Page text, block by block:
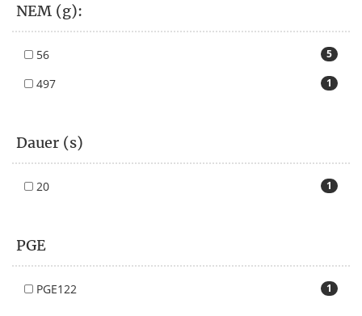
NEM (g):
5
56
1
497
Dauer (s)
1
20
PGE
1
PGE122